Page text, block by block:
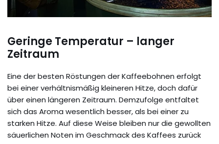
Geringe Temperatur – langer
Zeitraum
Eine der besten Röstungen der Kaffeebohnen erfolgt
bei einer verhältnismäßig kleineren Hitze, doch dafür
über einen längeren Zeitraum. Demzufolge entfaltet
sich das Aroma wesentlich besser, als bei einer zu
starken Hitze. Auf diese Weise bleiben nur die gewollten
säuerlichen Noten im Geschmack des Kaffees zurück